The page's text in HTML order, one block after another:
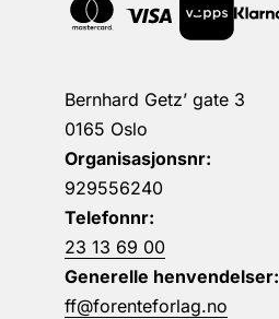
Bernhard Getz’ gate 3
0165 Oslo
Organisasjonsnr:
929556240
Telefonnr:
23 13 69 00
Generelle henvendelser:
ff@forenteforlag.no